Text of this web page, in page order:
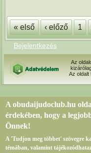
Oldalak
« első ‹ előző 1
Bejelentkezés
Az
Az oldalt
A obudaijudoclub.hu
érdekében, hogy a
Önnek!
A 'Tudjon meg többet' szövegre
témában, valamint